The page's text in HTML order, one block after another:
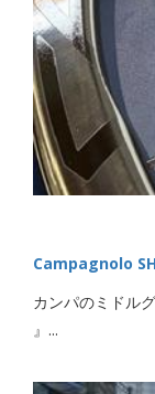
Campagnolo
カンパのミドル
』...